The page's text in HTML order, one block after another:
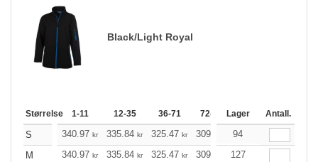
Black/Light Royal
Størrelse 1-11 12-35 36-71 72-143 144-287
Lager Antall.
S 340.97 kr 335.84 kr 325.47 kr 309.97 294.47
94
M
340.97 kr 335.84 kr 325.47 kr 309.97 kr 294.47
127